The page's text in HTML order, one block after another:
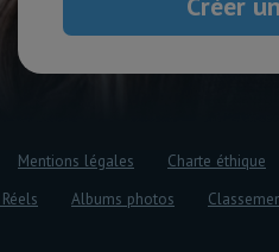
Mentions légales
Charte éthique
Albums photos